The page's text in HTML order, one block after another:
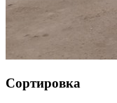
Сортировка